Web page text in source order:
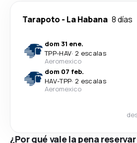
Tarapoto - La Habana 8 días
dom 31 ene.
TPP-HAV· 2 escalas
Aeromexico
dom 07 feb.
HAV-TPP· 2 escalas
Aeromexico
¿Por qué vale la pena